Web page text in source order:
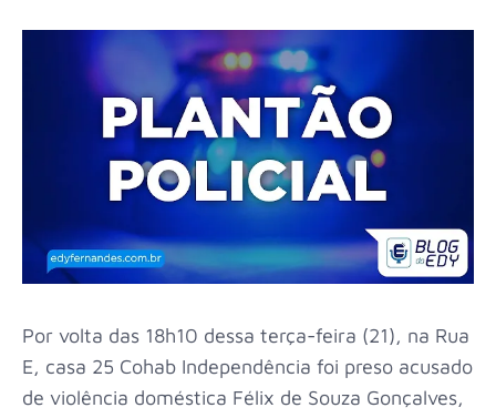
Por volta das 18h10 dessa terça-feira (21), na Rua
E, casa 25 Cohab Independência foi preso acusado
de violência doméstica Félix de Souza Gonçalves,